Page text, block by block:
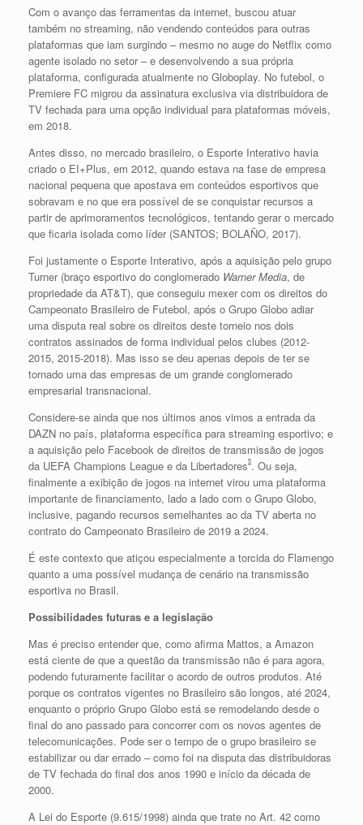
Com o avanço das ferramentas da internet, buscou atuar
também no streaming, não vendendo conteúdos para outras
plataformas que iam surgindo – mesmo no auge do Netflix como
agente isolado no setor – e desenvolvendo a sua própria
plataforma, configurada atualmente no Globoplay. No futebol, o
Premiere FC migrou da assinatura exclusiva via distribuidora de
TV fechada para uma opção individual para plataformas móveis,
em 2018.
Antes disso, no mercado brasileiro, o Esporte Interativo havia
criado o EI+Plus, em 2012, quando estava na fase de empresa
nacional pequena que apostava em conteúdos esportivos que
sobravam e no que era possível de se conquistar recursos a
partir de aprimoramentos tecnológicos, tentando gerar o mercado
que ficaria isolada como líder (SANTOS; BOLAÑO, 2017).
Foi justamente o Esporte Interativo, após a aquisição pelo grupo
Turner (braço esportivo do conglomerado Warner Media, de
propriedade da AT&T), que conseguiu mexer com os direitos do
Campeonato Brasileiro de Futebol, após o Grupo Globo adiar
uma disputa real sobre os direitos deste torneio nos dois
contratos assinados de forma individual pelos clubes (2012-
2015, 2015-2018). Mas isso se deu apenas depois de ter se
tornado uma das empresas de um grande conglomerado
empresarial transnacional.
Considere-se ainda que nos últimos anos vimos a entrada da
DAZN no país, plataforma específica para streaming esportivo; e
a aquisição pelo Facebook de direitos de transmissão de jogos
da UEFA Champions League e da Libertadores5. Ou seja,
finalmente a exibição de jogos na internet virou uma plataforma
importante de financiamento, lado a lado com o Grupo Globo,
inclusive, pagando recursos semelhantes ao da TV aberta no
contrato do Campeonato Brasileiro de 2019 a 2024.
É este contexto que atiçou especialmente a torcida do Flamengo
quanto a uma possível mudança de cenário na transmissão
esportiva no Brasil.
Possibilidades futuras e a legislação
Mas é preciso entender que, como afirma Mattos, a Amazon
está ciente de que a questão da transmissão não é para agora,
podendo futuramente facilitar o acordo de outros produtos. Até
porque os contratos vigentes no Brasileiro são longos, até 2024,
enquanto o próprio Grupo Globo está se remodelando desde o
final do ano passado para concorrer com os novos agentes de
telecomunicações. Pode ser o tempo de o grupo brasileiro se
estabilizar ou dar errado – como foi na disputa das distribuidoras
de TV fechada do final dos anos 1990 e início da década de
2000.
A Lei do Esporte (9.615/1998) ainda que trate no Art. 42 como